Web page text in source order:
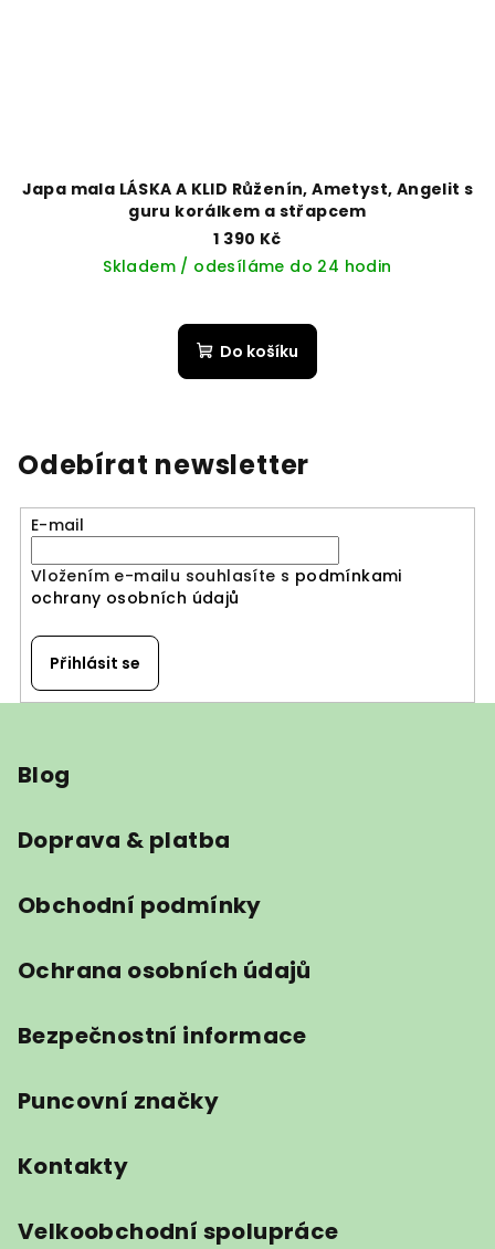
Japa mala LÁSKA A KLID Růženín, Ametyst, Angelit s
guru korálkem a střapcem
1 390 Kč
Skladem / odesíláme do 24 hodin
Do košíku
Odebírat newsletter
E-mail
Vložením e-mailu souhlasíte s podmínkami
ochrany osobních údajů
Přihlásit se
Blog
Doprava & platba
Obchodní podmínky
Ochrana osobních údajů
Bezpečnostní informace
Puncovní značky
Kontakty
Velkoobchodní spolupráce